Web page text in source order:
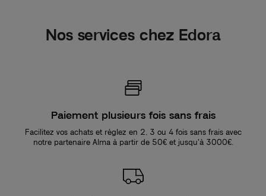
Nos services chez Edora
Paiement plusieurs fois sans frais
Facilitez vos achats et réglez en 2, 3 ou 4 fois sans frais avec
notre partenaire Alma à partir de 50€ et jusqu'à 3000€.